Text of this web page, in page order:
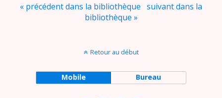
« précédent dans la bibliothèque suivant dans la
bibliothèque »
Retour au début
Mobile Bureau